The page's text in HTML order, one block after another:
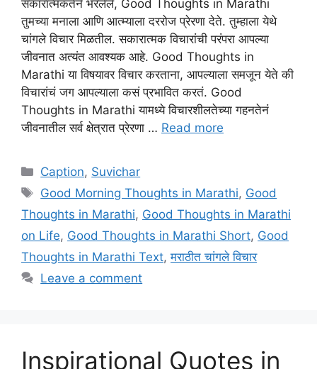
सकारात्मकतेने भरलेले, Good Thoughts in Marathi
तुमच्या मनाला आणि आत्म्याला दररोज प्रेरणा देते. तुम्हाला येथे
चांगले विचार मिळतील. सकारात्मक विचारांची परंपरा आपल्या
जीवनात अत्यंत आवश्यक आहे. Good Thoughts in
Marathi या विषयावर विचार करताना, आपल्याला समजून येते की
विचारांचं जग आपल्याला कसं प्रभावित करतं. Good
Thoughts in Marathi यामध्ये विचारशीलतेच्या गहनतेनं
जीवनातील सर्व क्षेत्रात प्रेरणा … Read more
Categories
Caption, Suvichar
Tags
Good Morning Thoughts in Marathi, Good
Thoughts in Marathi, Good Thoughts in Marathi
on Life, Good Thoughts in Marathi Short, Good
Thoughts in Marathi Text,मराठीत चांगले विचार
Leave a comment
Inspirational Quotes in